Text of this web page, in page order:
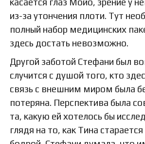
касается глаз Мойо, зрение у
из-за утончения плоти. Тут
полный набор медицинских
здесь достать невозможно.
Другой заботой Стефани был
случится с душой того, кто
связь с внешним миром была
потеряна. Перспектива была
та, какую ей хотелось бы
глядя на то, как Тина